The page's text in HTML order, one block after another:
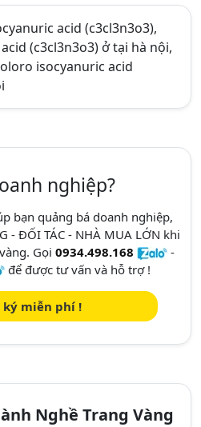
acid (c3cl3n3o3),
(c3cl3n3o3) ở tại hà nội,
isocyanuric acid
nghiệp?
bạn quảng bá doanh nghiệp,
- ĐỐI TÁC - NHÀ MUA LỚN khi
Gọi 0934.498.168
-
để được tư vấn và hỗ trợ !
miễn phí !
Nghề Trang Vàng